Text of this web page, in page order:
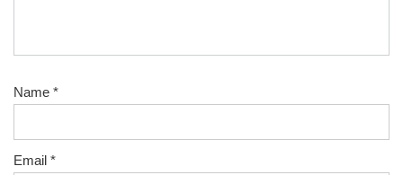
Name *
Email *